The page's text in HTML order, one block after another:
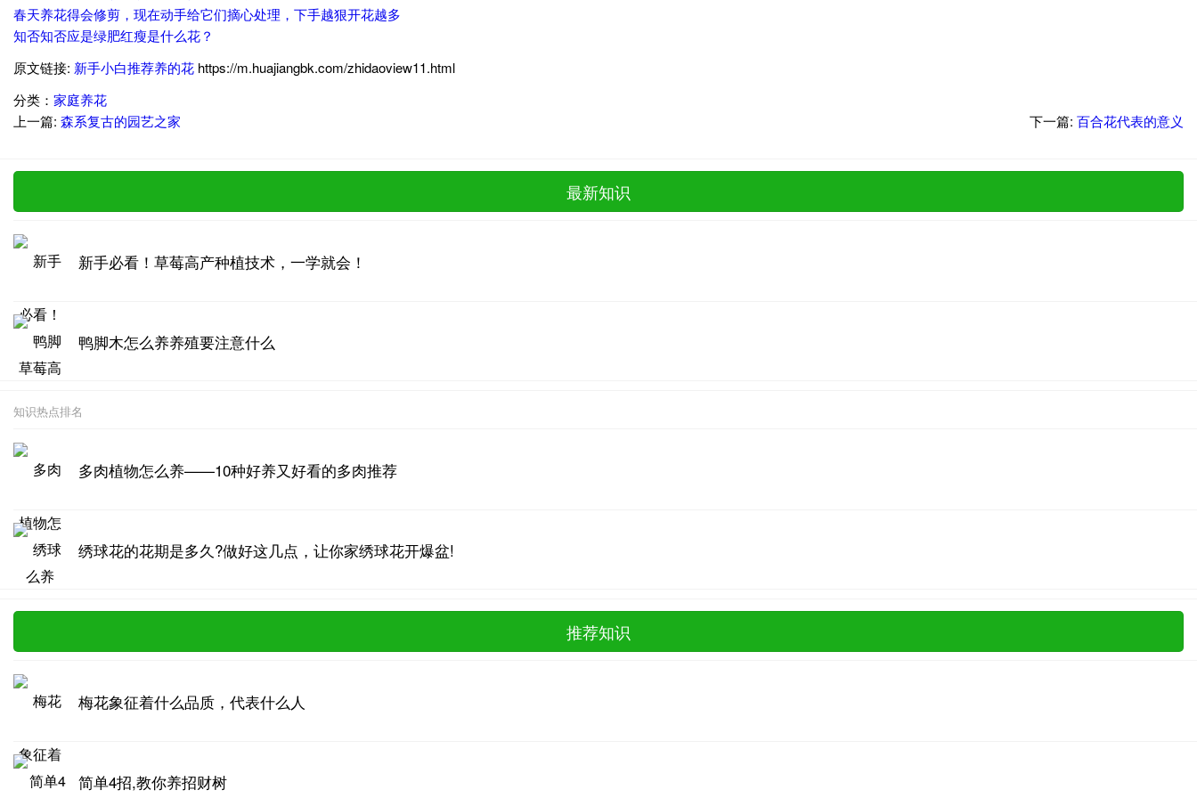
春天养花得会修剪，现在动手给它们摘心处理，下手越狠开花越多
知否知否应是绿肥红瘦是什么花？
原文链接: 新手小白推荐养的花 https://m.huajiangbk.com/zhidaoview11.html
分类： 家庭养花
上一篇: 森系复古的园艺之家 下一篇: 百合花代表的意义
最新知识
新手必看！草莓高产种植技术，一学就会！
鸭脚木怎么养养殖要注意什么
知识热点排名
多肉植物怎么养——10种好养又好看的多肉推荐
绣球花的花期是多久?做好这几点，让你家绣球花开爆盆!
推荐知识
梅花象征着什么品质，代表什么人
简单4招,教你养招财树